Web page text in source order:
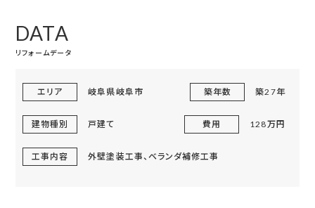
DATA
リフォームデータ
エリア 岐阜県岐阜市 築年数 築27年
建物種別 戸建て 費用 128万円
工事内容 外壁塗装工事、ベランダ補修工事